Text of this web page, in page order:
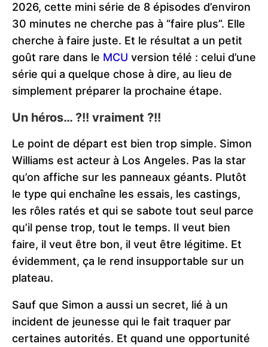
2026, cette mini série de 8 épisodes d’environ
30 minutes ne cherche pas à “faire plus”. Elle
cherche à faire juste. Et le résultat a un petit
goût rare dans le MCU version télé : celui d’une
série qui a quelque chose à dire, au lieu de
simplement préparer la prochaine étape.
Un héros… ?!! vraiment ?!!
Le point de départ est bien trop simple. Simon
Williams est acteur à Los Angeles. Pas la star
qu’on affiche sur les panneaux géants. Plutôt
le type qui enchaîne les essais, les castings,
les rôles ratés et qui se sabote tout seul parce
qu’il pense trop, tout le temps. Il veut bien
faire, il veut être bon, il veut être légitime. Et
évidemment, ça le rend insupportable sur un
plateau.
Sauf que Simon a aussi un secret, lié à un
incident de jeunesse qui le fait traquer par
certaines autorités. Et quand une opportunité